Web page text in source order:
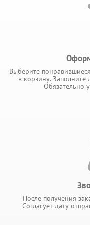
Выберите
в корзину. Заполните
Обязательно
После получения
Согласует дату